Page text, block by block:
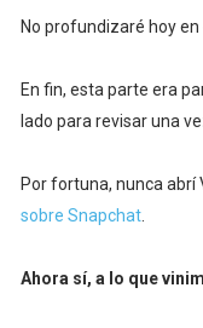
No profundizaré hoy
En fin, esta parte era
lado para revisar una
Por fortuna, nunca abrí
sobre Snapchat.
Ahora sí, a lo que